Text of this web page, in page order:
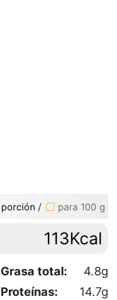
porción / para 100 g
113Kcal
Grasa total:
4.8g
Proteínas:
14.7g